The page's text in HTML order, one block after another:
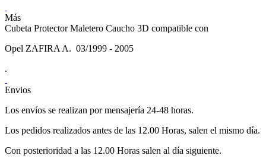
Más
Cubeta Protector Maletero Caucho 3D compatible con
Opel ZAFIRA A. 03/1999 - 2005
.
Envios
Los envíos se realizan por mensajería 24-48 horas.
Los pedidos realizados antes de las 12.00 Horas, salen el mismo día.
Con posterioridad a las 12.00 Horas salen al día siguiente.